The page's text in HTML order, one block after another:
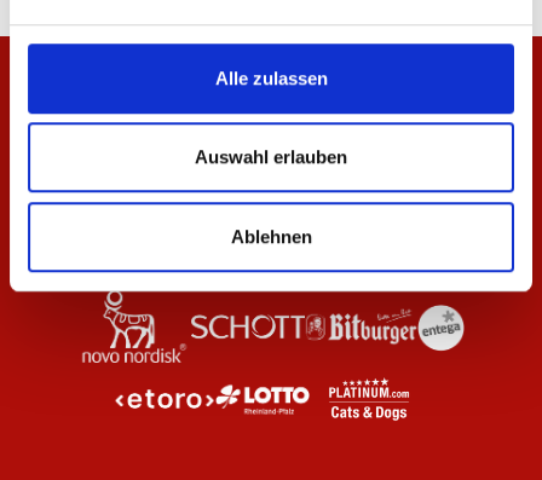
Alle zulassen
Auswahl erlauben
Ablehnen